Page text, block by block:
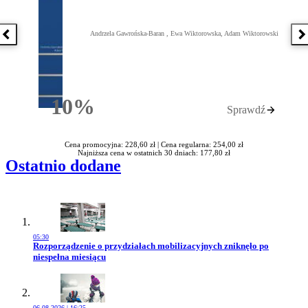
Poprzednia książka
10%Rabatu
Andrzela Gawrońska-Baran , Ewa Wiktorowska, Adam Wiktorowski
Sprawdź
Cena promocyjna: 228,60 zł | Cena regularna: 254,00 zł
Najniższa cena w ostatnich 30 dniach: 177,80 zł
Ostatnio dodane
05:30
Przejdź do artykułu:
Rozporządzenie o przydziałach mobilizacyjnych zniknęło po
niespełna miesiącu